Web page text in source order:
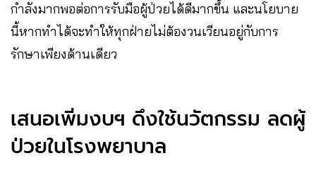
กำลังมากพอต่อการรับมือผู้ป่วยได้ดีมากขึ้น และนโยบาย
นี้หากทำได้จะทำให้ทุกฝ่ายไม่ต้องวนเวียนอยู่กับการ
รักษาเพียงด้านเดียว
เสนอเพิ่มงบฯ ดึงใช้นวัตกรรม ลดผู้
ป่วยในโรงพยาบาล